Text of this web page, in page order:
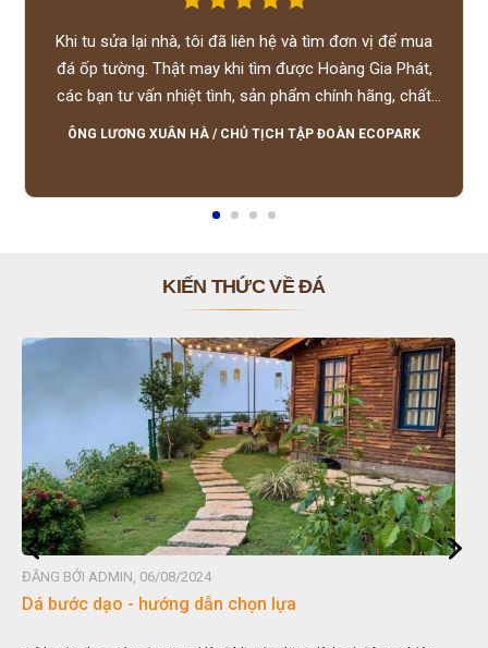
Khi tu sửa lại nhà, tôi đã liên hệ và tìm đơn vị để mua
đá ốp tường. Thật may khi tìm được Hoàng Gia Phát,
các bạn tư vấn nhiệt tình, sản phẩm chính hãng, chất
lượng tốt, giá hợp lý, hỗ trợ tận tình.
ÔNG LƯƠNG XUÂN HÀ / CHỦ TỊCH TẬP ĐOÀN ECOPARK
KIẾN THỨC VỀ ĐÁ
ĐĂNG BỞI ADMIN, 06/08/2024
Dá bước dạo - hướng dẫn chọn lựa